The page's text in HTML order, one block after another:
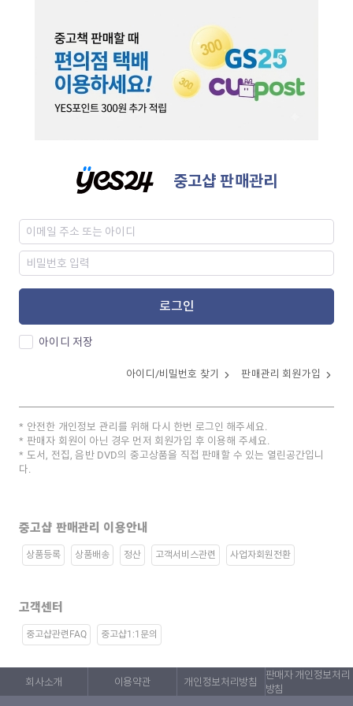
중고샵 판매관리
로그인
아이디 저장
아이디/비밀번호 찾기 판매관리 회원가입
안전한 개인정보 관리를 위해 다시 한번 로그인 해주세요.
판매자 회원이 아닌 경우 먼저 회원가입 후 이용해 주세요.
도서, 전집, 음반 DVD의 중고상품을 직접 판매할 수 있는 열린공간입니
다.
중고샵 판매관리 이용안내
상품등록 상품배송 정산 고객서비스관련 사업자회원전환
고객센터
중고샵관련FAQ 중고샵1:1문의
회사소개 이용약관 개인정보처리방침
판매자 개인정보처리
방침